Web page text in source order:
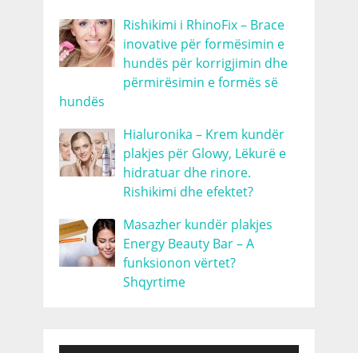
Rishikimi i RhinoFix – Brace
inovative për formësimin e
hundës për korrigjimin dhe
përmirësimin e formës së
hundës
Hialuronika – Krem kundër
plakjes për Glowy, Lëkurë e
hidratuar dhe rinore.
Rishikimi dhe efektet?
Masazher kundër plakjes
Energy Beauty Bar – A
funksionon vërtet?
Shqyrtime